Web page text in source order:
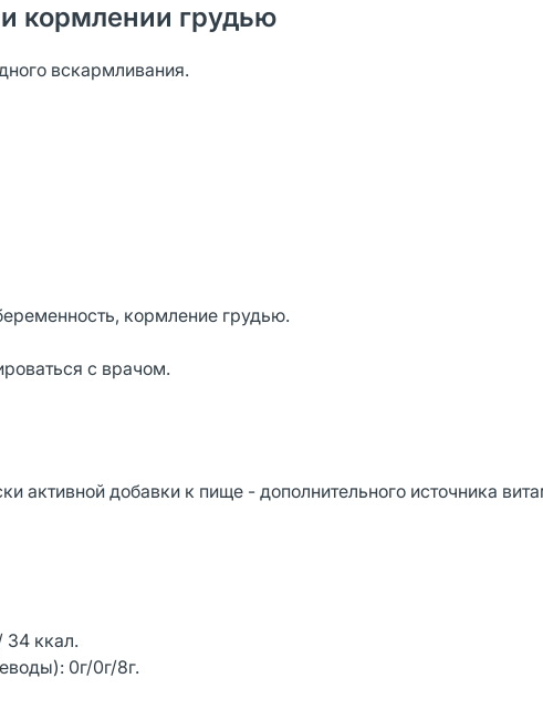
кормлении грудью
вскармливания.
кормление грудью.
с врачом.
активной добавки к пище - дополнительного источника
34 ккал.
0г/0г/8г.